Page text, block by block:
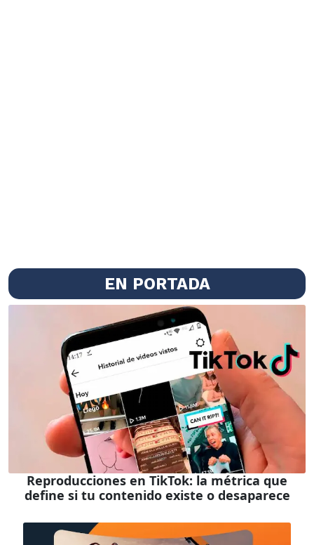
EN PORTADA
Reproducciones en TikTok: la métrica que
define si tu contenido existe o desaparece